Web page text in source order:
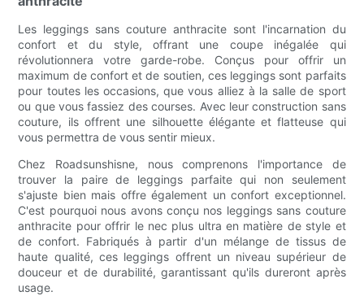
Les leggings sans couture anthracite sont l'incarnation du
confort et du style, offrant une coupe inégalée qui
révolutionnera votre garde-robe. Conçus pour offrir un
maximum de confort et de soutien, ces leggings sont parfaits
pour toutes les occasions, que vous alliez à la salle de sport
ou que vous fassiez des courses. Avec leur construction sans
couture, ils offrent une silhouette élégante et flatteuse qui
vous permettra de vous sentir mieux.
Chez Roadsunshisne, nous comprenons l'importance de
trouver la paire de leggings parfaite qui non seulement
s'ajuste bien mais offre également un confort exceptionnel.
C'est pourquoi nous avons conçu nos leggings sans couture
anthracite pour offrir le nec plus ultra en matière de style et
de confort. Fabriqués à partir d'un mélange de tissus de
haute qualité, ces leggings offrent un niveau supérieur de
douceur et de durabilité, garantissant qu'ils dureront après
usage.